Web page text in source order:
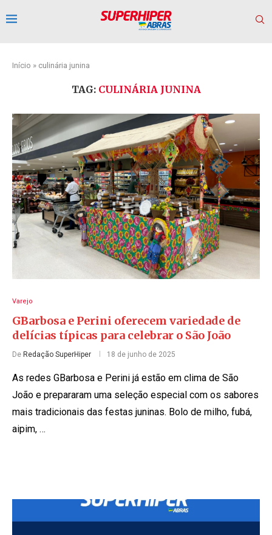
Início » culinária junina
TAG: CULINÁRIA JUNINA
Varejo
GBarbosa e Perini oferecem variedade de
delícias típicas para celebrar o São João
De Redação SuperHiper 18 de junho de 2025
As redes GBarbosa e Perini já estão em clima de São
João e prepararam uma seleção especial com os sabores
mais tradicionais das festas juninas. Bolo de milho, fubá,
aipim, …